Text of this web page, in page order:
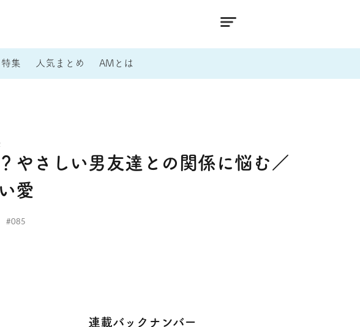
特集 人気まとめ AMとは
やさしい男友達との関係に悩む／
愛
#085
連載バックナンバー